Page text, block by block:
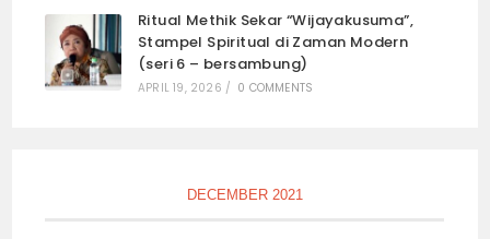
Ritual Methik Sekar “Wijayakusuma”,
Stampel Spiritual di Zaman Modern
(seri 6 – bersambung)
APRIL 19, 2026 / 0 COMMENTS
DECEMBER 2021